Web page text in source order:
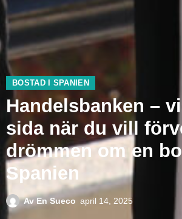
BOSTAD I SPANIEN
Handelsbanken –
sida när du vill
drömmen om en
Spanien
Av En Sueco april 14, 2025